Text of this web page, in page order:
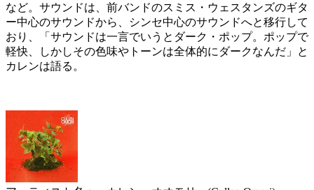
など。サウンドは、前バンドのスミス・ウェスタンズのギタ
ー中心のサウンドから、シンセ中心のサウンドへと移行して
おり、「サウンドは一言でいうとダーク・ポップ。ポップで
軽快、しかしその色味やトーンは全体的にダークなんだ」と
カレンは語る。